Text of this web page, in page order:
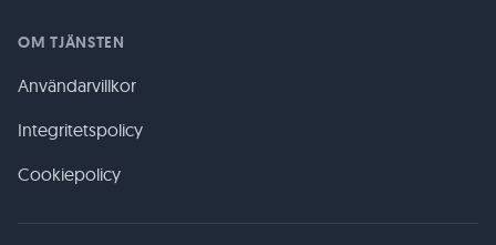
OM TJÄNSTEN
Användarvillkor
Integritetspolicy
Cookiepolicy